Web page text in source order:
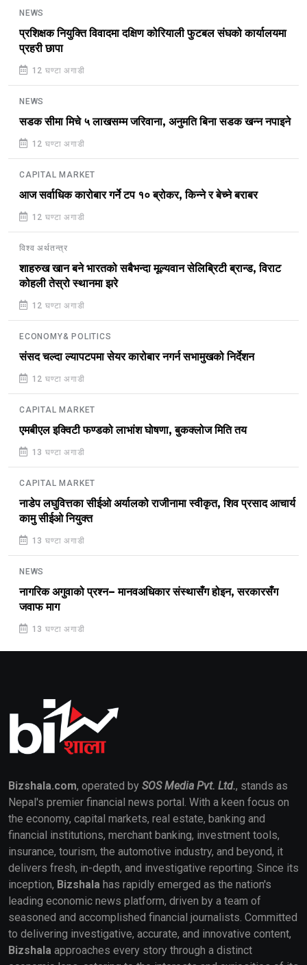
NEWS
प्रशिक्षक नियुक्ति विवादमा दक्षिण कोरियाली फुटबल संघको कार्यालयमा
प्रहरी छापा
12 घण्टा अगाडी
NEWS
सडक सीमा मिचे ५ लाखसम्म जरिवाना, अनुमति बिना सडक खन्न नपाइने
12 घण्टा अगाडी
CAPITAL MARKET
आज सर्वाधिक कारोबार गर्ने टप १० ब्रोकर, किन्ने र बेच्ने बराबर
12 घण्टा अगाडी
विश्व अर्थतन्त्र
शाहरुख खान बने भारतको सबैभन्दा मूल्यवान सेलिब्रिटी ब्रान्ड, विराट
कोहली तेस्रो स्थानमा झरे
12 घण्टा अगाडी
ECONOMY& POLITICS
संसद चल्दा ल्यापटपमा सेयर कारोबार नगर्न सभामुखको निर्देशन
12 घण्टा अगाडी
CAPITAL MARKET
एमबीएल इक्विटी फण्डको लाभांश घोषणा, बुकक्लोज मिति तय
13 घण्टा अगाडी
CAPITAL MARKET
नाडेप लघुवित्तका सीईओ अर्यालको राजीनामा स्वीकृत, शिव प्रसाद आचार्य
कामु सीईओ नियुक्त
13 घण्टा अगाडी
NEWS
नागरिक अगुवाको प्रश्न– मानवअधिकार संस्थासँग होइन, सरकारसँग
जवाफ माग
13 घण्टा अगाडी
Bizshala.com, operated by SOS Media Pvt. Ltd., stands as
Nepal's premier financial news portal. With a keen focus on
the economy, capital markets, real estate, banking and
financial institutions, merchant banking, investment tools,
insurance, tourism, the automotive industry, and beyond, it
delivers fresh, in-depth, and investigative reporting. Since its
inception, Bizshala has rapidly emerged as the nation's
leading economic news platform, driven by a team of
seasoned and accomplished financial journalists. Committed
to delivering investigative, accurate, and innovative content,
Bizshala approaches every story through a distinct